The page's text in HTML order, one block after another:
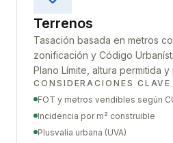
Terrenos
Tasación basada en metros
zonificación y Código
Plano Límite, altura permitida y
CONSIDERACIONES CLAVE
FOT y metros vendibles según
Incidencia por m² construible
Plusvalía urbana (UVA)